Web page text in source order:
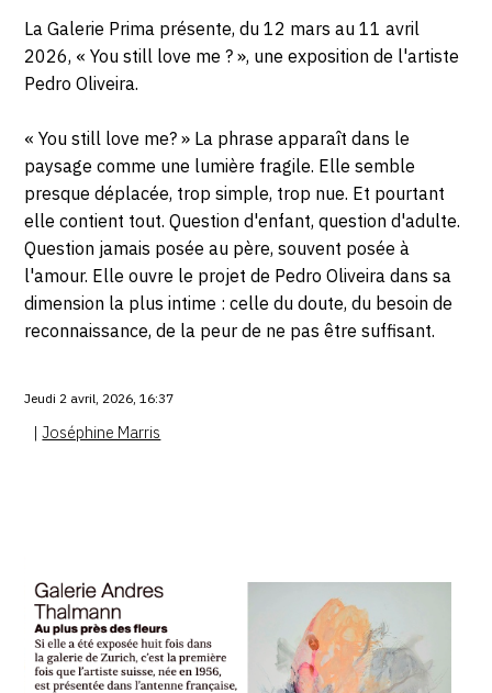
La Galerie Prima présente, du 12 mars au 11 avril
2026, « You still love me ? », une exposition de l'artiste
Pedro Oliveira.
« You still love me? » La phrase apparaît dans le
paysage comme une lumière fragile. Elle semble
presque déplacée, trop simple, trop nue. Et pourtant
elle contient tout. Question d'enfant, question d'adulte.
Question jamais posée au père, souvent posée à
l'amour. Elle ouvre le projet de Pedro Oliveira dans sa
dimension la plus intime : celle du doute, du besoin de
reconnaissance, de la peur de ne pas être suffisant.
Jeudi 2 avril, 2026, 16:37
|Joséphine Marris